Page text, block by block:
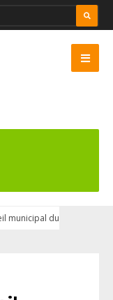
municipal du